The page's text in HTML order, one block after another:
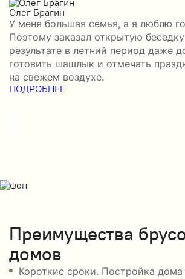
Олег Брагин
У меня большая семья, а я люблю
Поэтому заказал открытую
результате в летний период даже
готовить шашлык и отмечать
на свежем воздухе.
ПОДРОБНЕЕ
Преимущества
домов
Короткие сроки. Постройка дома